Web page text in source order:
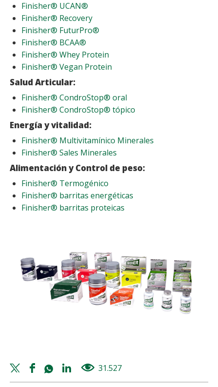
Finisher® UCAN®
Finisher® Recovery
Finisher® FuturPro®
Finisher® BCAA®
Finisher® Whey Protein
Finisher® Vegan Protein
Salud Articular:
Finisher® CondroStop® oral
Finisher® CondroStop® tópico
Energía y vitalidad:
Finisher® Multivitamínico Minerales
Finisher® Sales Minerales
Alimentación y Control de peso:
Finisher® Termogénico
Finisher® barritas energéticas
Finisher® barritas proteicas
Twitter
share
Facebook
share
Whatsapp
share
Linkedin
share
31.527